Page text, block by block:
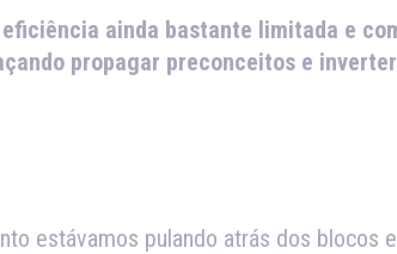
ainda bastante limitada e
propagar preconceitos e
estávamos pulando atrás dos blocos